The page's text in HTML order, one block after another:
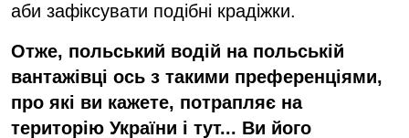
аби зафіксувати подібні крадіжки.
Отже, польський водій на польській
вантажівці ось з такими преференціями,
про які ви кажете, потрапляє на
територію України і тут... Ви його